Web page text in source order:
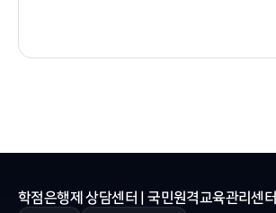
학점은행제 상담센터 | 국민원격교육관리센터